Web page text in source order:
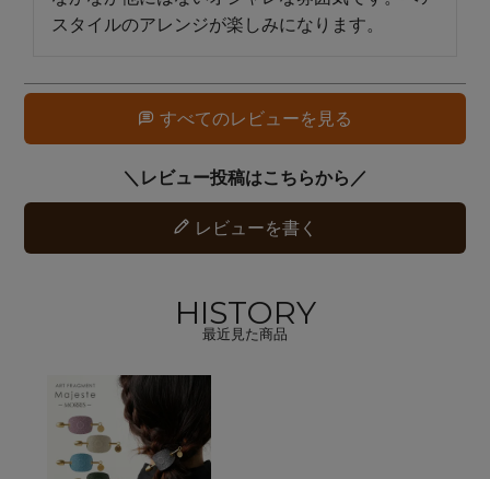
スタイルのアレンジが楽しみになります。
すべてのレビューを見る
レビューを書く
HISTORY
最近見た商品